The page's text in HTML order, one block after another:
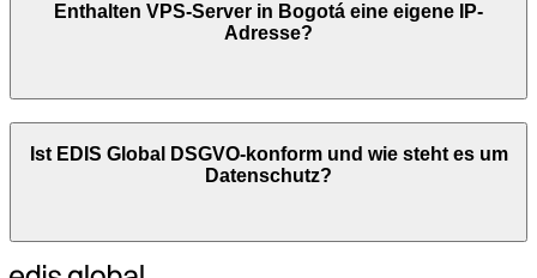
Enthalten VPS-Server in Bogotá eine eigene IP-
Adresse?
Ist EDIS Global DSGVO-konform und wie steht es um
Datenschutz?